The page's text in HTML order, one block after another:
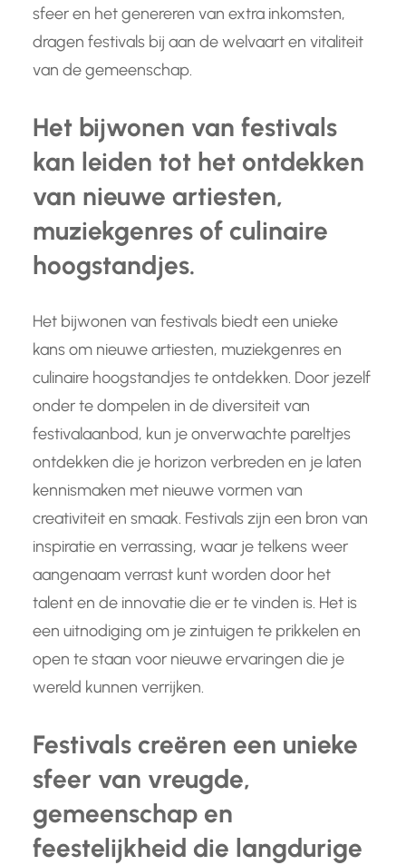
sfeer en het genereren van extra inkomsten,
dragen festivals bij aan de welvaart en vitaliteit
van de gemeenschap.
Het bijwonen van festivals
kan leiden tot het ontdekken
van nieuwe artiesten,
muziekgenres of culinaire
hoogstandjes.
Het bijwonen van festivals biedt een unieke
kans om nieuwe artiesten, muziekgenres en
culinaire hoogstandjes te ontdekken. Door jezelf
onder te dompelen in de diversiteit van
festivalaanbod, kun je onverwachte pareltjes
ontdekken die je horizon verbreden en je laten
kennismaken met nieuwe vormen van
creativiteit en smaak. Festivals zijn een bron van
inspiratie en verrassing, waar je telkens weer
aangenaam verrast kunt worden door het
talent en de innovatie die er te vinden is. Het is
een uitnodiging om je zintuigen te prikkelen en
open te staan voor nieuwe ervaringen die je
wereld kunnen verrijken.
Festivals creëren een unieke
sfeer van vreugde,
gemeenschap en
feestelijkheid die langdurige